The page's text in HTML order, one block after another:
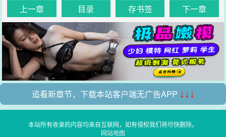
上一章 目录 存书签 下一章
追看新章节，下载本站客户端无广告APP ↓↓↓
本站所有收录的内容均来自互联网，如有侵权我们将尽快删除。
网站地图